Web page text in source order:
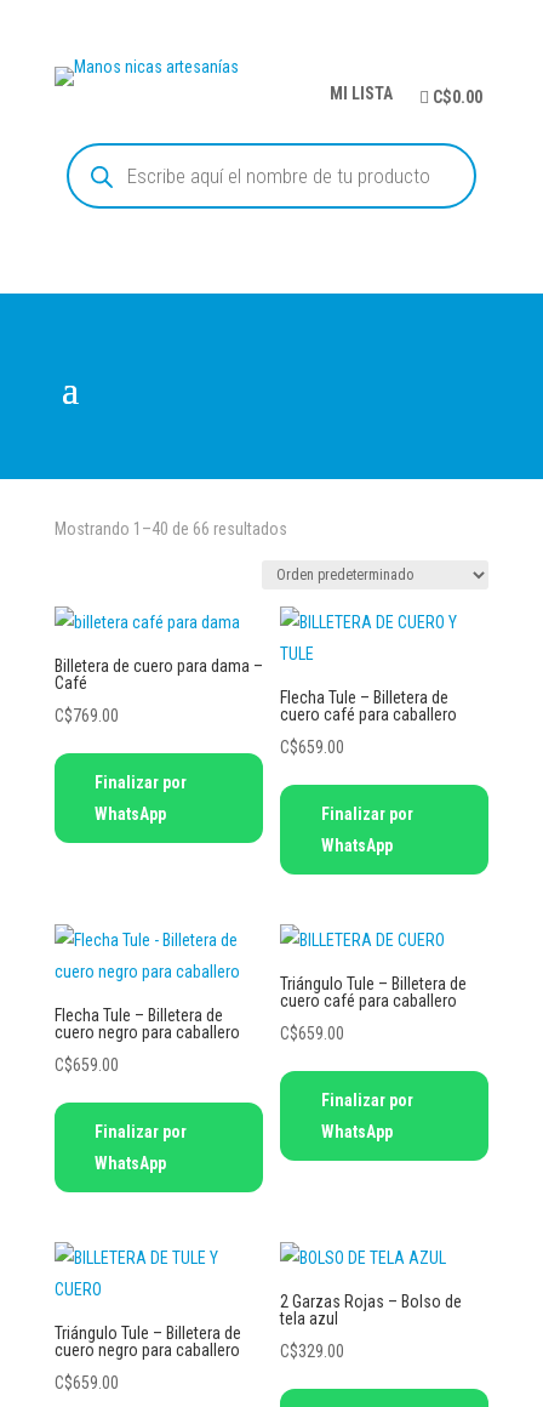
MI LISTA C$0.00
Búsqueda
de
productos
Mostrando 1–40 de 66 resultados
Billetera de cuero para dama –
Café
C$769.00
Finalizar por
WhatsApp
Flecha Tule – Billetera de
cuero café para caballero
C$659.00
Finalizar por
WhatsApp
Flecha Tule – Billetera de
cuero negro para caballero
C$659.00
Finalizar por
WhatsApp
Triángulo Tule – Billetera de
cuero café para caballero
C$659.00
Finalizar por
WhatsApp
Triángulo Tule – Billetera de
cuero negro para caballero
C$659.00
2 Garzas Rojas – Bolso de
tela azul
C$329.00